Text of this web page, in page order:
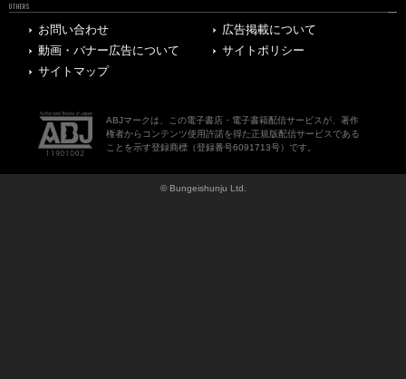
OTHERS
お問い合わせ
広告掲載について
動画・バナー広告について
サイトポリシー
サイトマップ
ABJマークは、この電子書店・電子書籍配信サービスが、著作
権者からコンテンツ使用許諾を得た正規版配信サービスである
ことを示す登録商標（登録番号6091713号）です。
© Bungeishunju Ltd.